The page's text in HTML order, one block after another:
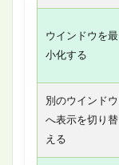
ウインドウを最
小化する
別のウインドウ
へ表示を切り替
える